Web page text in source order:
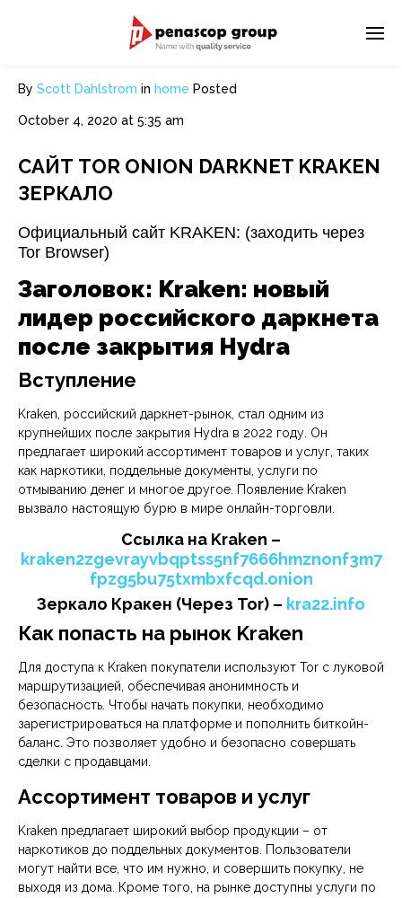
By Scott Dahlstrom in home Posted
October 4, 2020 at 5:35 am
САЙТ TOR ONION DARKNET KRAKEN
ЗЕРКАЛО
Официальный сайт KRAKEN: (заходить через
Tor Browser)
Заголовок: Kraken: новый
лидер российского даркнета
после закрытия Hydra
Вступление
Kraken, российский даркнет-рынок, стал одним из
крупнейших после закрытия Hydra в 2022 году. Он
предлагает широкий ассортимент товаров и услуг, таких
как наркотики, поддельные документы, услуги по
отмыванию денег и многое другое. Появление Kraken
вызвало настоящую бурю в мире онлайн-торговли.
Cсылка на Kraken –
kraken2zgevrayvbqptss5nf7666hmznonf3m7
fpzg5bu75txmbxfcqd.onion
Зеркало Кракен (Через Tor) – kra22.info
Как попасть на рынок Kraken
Для доступа к Kraken покупатели используют Tor с луковой
маршрутизацией, обеспечивая анонимность и
безопасность. Чтобы начать покупки, необходимо
зарегистрироваться на платформе и пополнить биткойн-
баланс. Это позволяет удобно и безопасно совершать
сделки с продавцами.
Ассортимент товаров и услуг
Kraken предлагает широкий выбор продукции – от
наркотиков до поддельных документов. Пользователи
могут найти все, что им нужно, и совершить покупку, не
выходя из дома. Кроме того, на рынке доступны услуги по